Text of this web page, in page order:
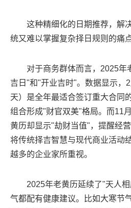
这种精细化的日期推荐，解
统又难以掌握复杂择日规则的痛点
对于商务群体而言，2025年
吉日"和"开业吉时"。数据显示，
天）是全年最适合签订重大合同
组合形成"财官双美"格局。而11
黄历却显示"劫财当值"，提醒经
将传统择吉智慧与现代商业活动
越多的企业家所重视。
2025年老黄历延续了"天人
气都配有健康建议。比如大寒节